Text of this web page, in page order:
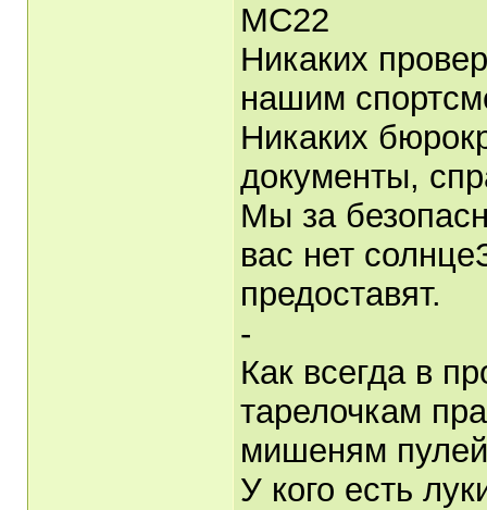
МС22
Никаких
нашим
Никаких
документы,
Мы за
вас нет
предоставят.
-
Как всегда в
тарелочкам
мишеням
У кого есть